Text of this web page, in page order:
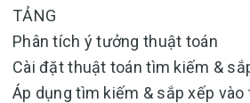
TẢNG
Phân tích ý tưởng thuật toán
Cài đặt thuật toán tìm kiếm &
Áp dụng tìm kiếm & sắp xếp